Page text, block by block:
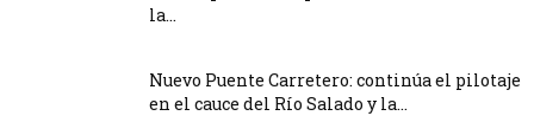
la...
Nuevo Puente Carretero: continúa el pilotaje
en el cauce del Río Salado y la...